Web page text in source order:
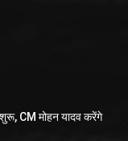
CM मोहन यादव करेंगे